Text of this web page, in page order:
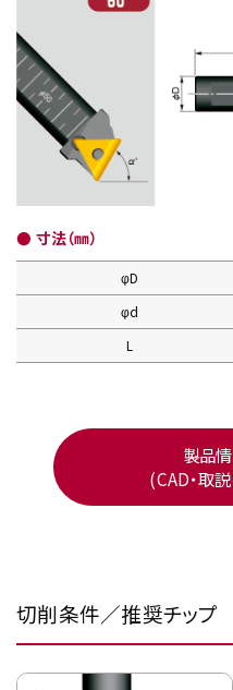
● 寸法（㎜）
φD
φd
L
製品
(CAD・取
切削条件／推奨チップ